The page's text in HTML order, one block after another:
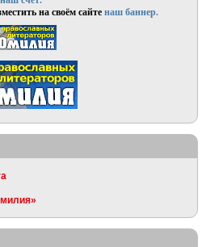
на своём сайтенаш баннер.